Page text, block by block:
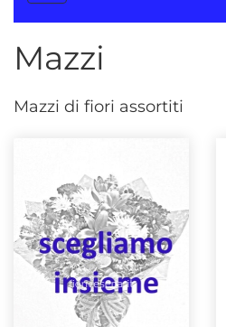
Mazzi
Mazzi di fiori assortiti